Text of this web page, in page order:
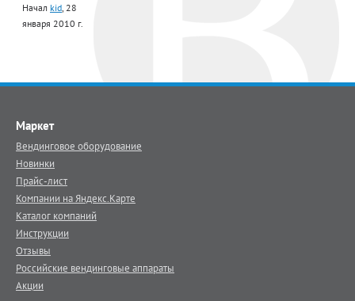
Начал kid, 28
января 2010 г.
Маркет
Вендинговое оборудование
Новинки
Прайс-лист
Компании на Яндекс.Карте
Каталог компаний
Инструкции
Отзывы
Российские вендинговые аппараты
Акции